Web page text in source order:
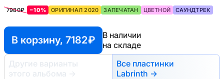
7980₽ −10% ОРИГИНАЛ 2020 ЗАПЕЧАТАН ЦВЕТНОЙ САУНДТРЕК
В корзину, 7182 ₽
В наличии
на складе
Другие варианты
этого альбома
→
Все пластинки
Labrinth →